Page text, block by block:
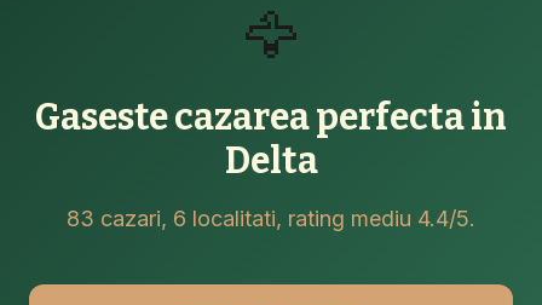
🦅
Gaseste cazarea perfecta in
Delta
83 cazari, 6 localitati, rating mediu 4.4/5.